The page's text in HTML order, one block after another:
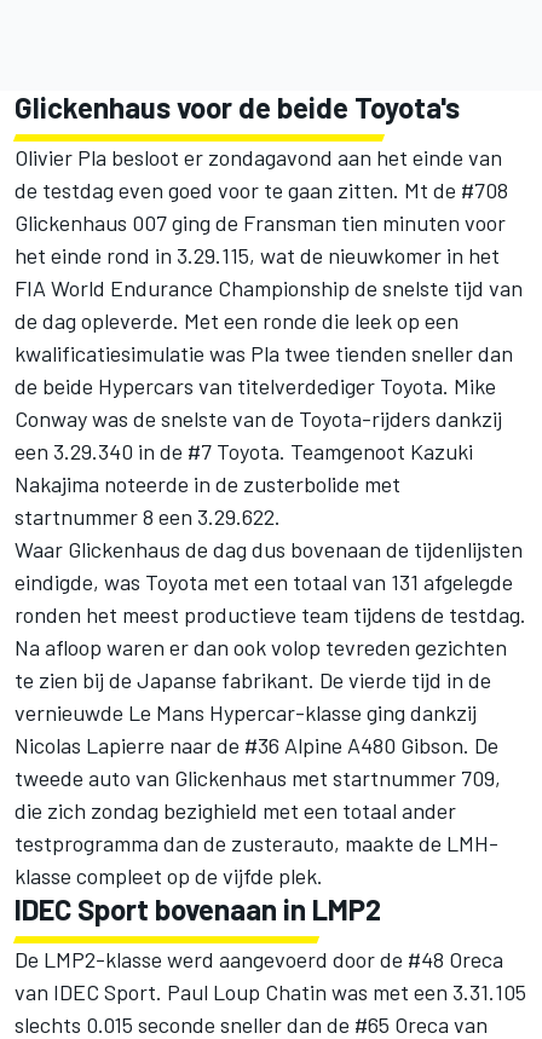
Glickenhaus voor de beide Toyota's
Olivier Pla besloot er zondagavond aan het einde van
de testdag even goed voor te gaan zitten. Mt de #708
Glickenhaus 007 ging de Fransman tien minuten voor
het einde rond in 3.29.115, wat de nieuwkomer in het
FIA World Endurance Championship de snelste tijd van
de dag opleverde. Met een ronde die leek op een
kwalificatiesimulatie was Pla twee tienden sneller dan
de beide Hypercars van titelverdediger Toyota. Mike
Conway was de snelste van de Toyota-rijders dankzij
een 3.29.340 in de #7 Toyota. Teamgenoot Kazuki
Nakajima noteerde in de zusterbolide met
startnummer 8 een 3.29.622.
Waar Glickenhaus de dag dus bovenaan de tijdenlijsten
eindigde, was Toyota met een totaal van 131 afgelegde
ronden het meest productieve team tijdens de testdag.
Na afloop waren er dan ook volop tevreden gezichten
te zien bij de Japanse fabrikant. De vierde tijd in de
vernieuwde Le Mans Hypercar-klasse ging dankzij
Nicolas Lapierre naar de #36 Alpine A480 Gibson. De
tweede auto van Glickenhaus met startnummer 709,
die zich zondag bezighield met een totaal ander
testprogramma dan de zusterauto, maakte de LMH-
klasse compleet op de vijfde plek.
IDEC Sport bovenaan in LMP2
De LMP2-klasse werd aangevoerd door de #48 Oreca
van IDEC Sport. Paul Loup Chatin was met een 3.31.105
slechts 0.015 seconde sneller dan de #65 Oreca van